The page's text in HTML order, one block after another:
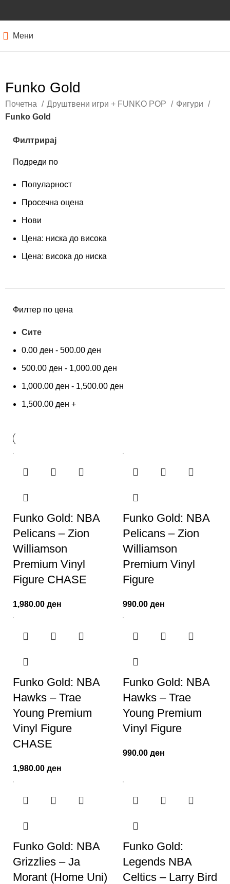
Мени
Funko Gold
Почетна Друштвени игри + FUNKO POP
Фигури
Funko Gold
Филтрирај
Подреди по
Популарност
Просечна оцена
Нови
Цена: ниска до висока
Цена: висока до ниска
Филтер по цена
Сите
0.00 ден - 500.00 ден
500.00 ден - 1,000.00 ден
1,000.00 ден - 1,500.00 ден
1,500.00 ден +
Funko Gold: NBA
Pelicans – Zion
Williamson
Premium Vinyl
Figure CHASE
1,980.00 ден
Funko Gold: NBA
Pelicans – Zion
Williamson
Premium Vinyl
Figure
990.00 ден
Funko Gold: NBA
Hawks – Trae
Young Premium
Vinyl Figure
CHASE
1,980.00 ден
Funko Gold: NBA
Hawks – Trae
Young Premium
Vinyl Figure
990.00 ден
Funko Gold: NBA
Grizzlies – Ja
Morant (Home Uni)
Funko Gold:
Legends NBA
Celtics – Larry Bird